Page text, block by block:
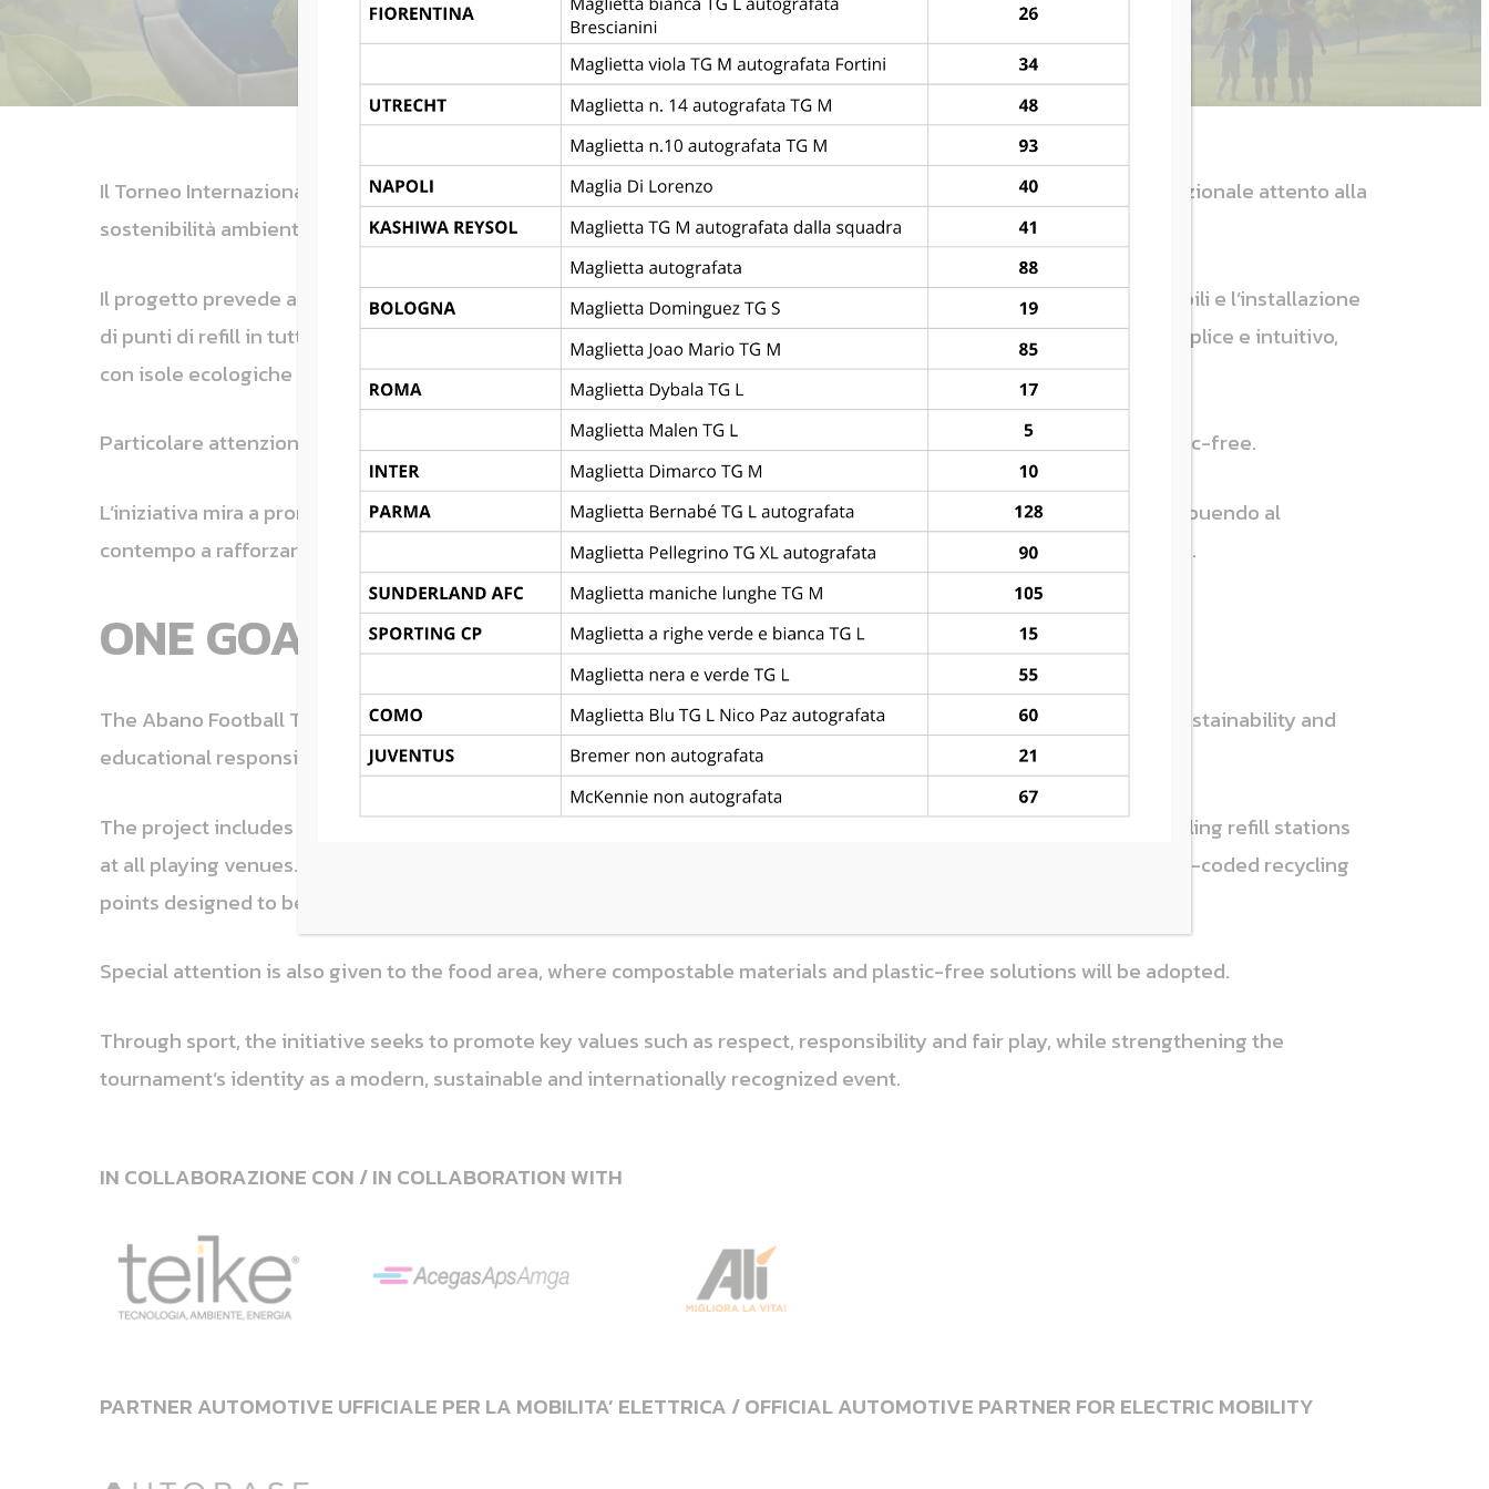
Il Torneo Internazionale di calcio Giovanile “Città di Abano Terme” 2026 si propone come un evento sportivo internazionale attento alla
sostenibilità ambientale e alla responsabilità educativa.
Il progetto prevede azioni concrete per la riduzione della plastica monouso, attraverso l’utilizzo di borracce riutilizzabili e l’installazione
di punti di refill in tutti i campi di gioco. Parallelamente, viene implementato un sistema di raccolta differenziata semplice e intuitivo,
con isole ecologiche identificate da colori e simboli, accessibili anche a un pubblico internazionale.
Particolare attenzione è dedicata anche all’area ristoro, con l’introduzione di materiali compostabili e soluzioni plastic-free.
L’iniziativa mira a promuovere, attraverso lo sport, valori fondamentali quali rispetto, responsabilità e fair play, contribuendo al
contempo a rafforzare l’identità del torneo come evento moderno, sostenibile e riconoscibile a livello internazionale.
ONE GOAL FOR THE PLANET
The Abano Football Trophy 2026 aims to be an international sporting event with a strong focus on environmental sustainability and
educational responsibility.
The project includes concrete actions to reduce single-use plastic, promoting the use of reusable bottles and installing refill stations
at all playing venues. At the same time, a clear and intuitive waste separation system will be implemented, with color-coded recycling
points designed to be easily understood by an international audience.
Special attention is also given to the food area, where compostable materials and plastic-free solutions will be adopted.
Through sport, the initiative seeks to promote key values such as respect, responsibility and fair play, while strengthening the
tournament’s identity as a modern, sustainable and internationally recognized event.
IN COLLABORAZIONE CON / IN COLLABORATION WITH
PARTNER AUTOMOTIVE UFFICIALE PER LA MOBILITA’ ELETTRICA / OFFICIAL AUTOMOTIVE PARTNER FOR ELECTRIC MOBILITY